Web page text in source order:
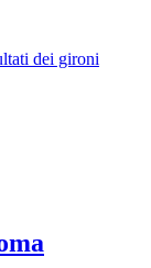
dei gironi